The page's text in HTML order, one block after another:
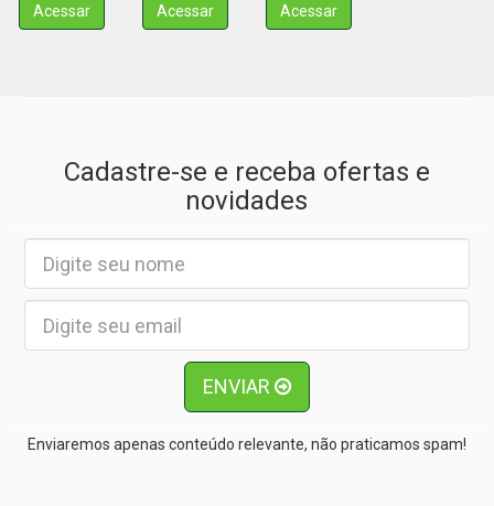
Acessar Acessar Acessar
Cadastre-se e receba ofertas e
novidades
ENVIAR
Enviaremos apenas conteúdo relevante, não praticamos spam!